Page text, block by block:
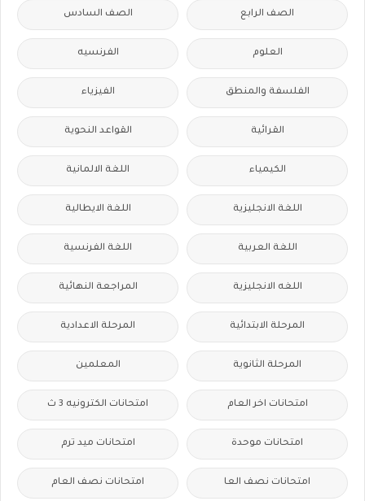
الصف الرابع الصف السادس
العلوم الفرنسيه
الفلسفة والمنطق الفيزياء
القرائية القواعد النحوية
الكيمياء اللغة الالمانية
اللغة الانجليزية اللغة الايطالية
اللغة العربية اللغة الفرنسية
اللغه الانجليزية المراجعة النهائية
المرحلة الابتدائية المرحلة الاعدادية
المرحلة الثانوية المعلمين
امتحانات اخر العام امتحانات الكترونيه 3 ث
امتحانات موحدة امتحانات ميد ترم
امتحانات نصف العا امتحانات نصف العام